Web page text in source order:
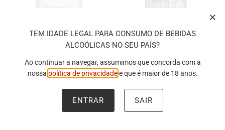
VINHO TINTO COLHEITA
ESPORÃO
Herdade do Esporão
€8.90 EUR
VINHO BRANCO RESERVA
MONTE VELHO
Herdade do Esporão
€8.90 EUR
TEM IDADE LEGAL PARA CONSUMO DE BEBIDAS
ALCOÓLICAS NO SEU PAÍS?
Ao continuar a navegar, assumimos que concorda com a
nossa política de privacidadee que é maior de 18 anos.
ENTRAR SAIR